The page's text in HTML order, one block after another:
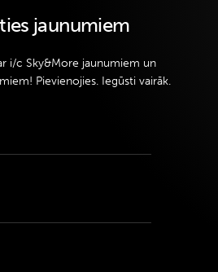
jaunumiem
i/c Sky&More jaunumiem un
Pievienojies. Iegūsti vairāk.